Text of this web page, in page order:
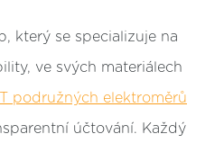
který se specializuje na
ve svých materiálech
podružných elektroměrů
účtování. Každý